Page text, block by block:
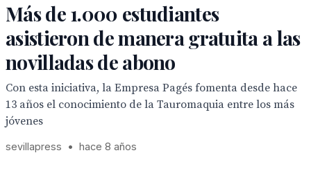
Más de 1.000 estudiantes
asistieron de manera gratuita a las
novilladas de abono
Con esta iniciativa, la Empresa Pagés fomenta desde hace
13 años el conocimiento de la Tauromaquia entre los más
jóvenes
sevillapress • hace 8 años